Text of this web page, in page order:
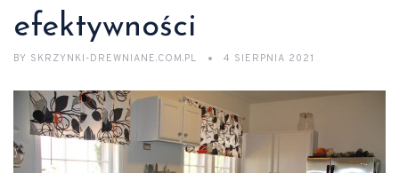
efektywności
BY SKRZYNKI-DREWNIANE.COM.PL 4 SIERPNIA 2021